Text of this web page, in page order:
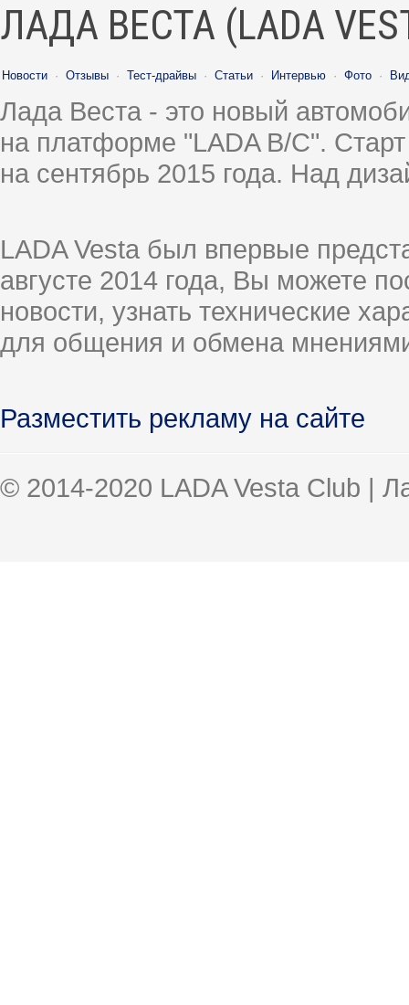
ЛАДА ВЕСТА (LADA
Новости · Отзывы · Тест-драйвы · Статьи · Интервью · Фото ·
Лада Веста - это новый
на платформе "LADA B/C".
на сентябрь 2015 года. Над
LADA Vesta был впервые
августе 2014 года, Вы можете
новости, узнать технические
для общения и обмена
Разместить рекламу на сайте
© 2014-2020 LADA Vesta Club |